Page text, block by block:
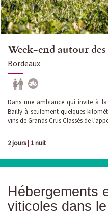
Week-end autour des
Bordeaux
Dans une ambiance qui invite à
Bailly à seulement quelques
vins de Grands Crus Classés de
2 jours| 1 nuit
Hébergements
viticoles dans